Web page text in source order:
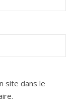
site dans le